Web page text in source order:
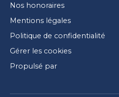
Nos honoraires
Mentions légales
Politique de confidentialité
Gérer les cookies
Propulsé par